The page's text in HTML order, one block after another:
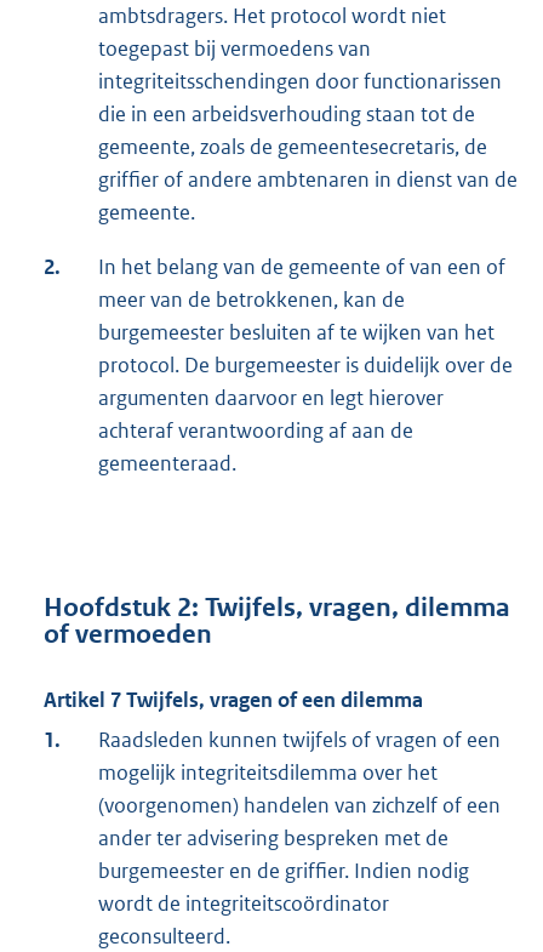
ambtsdragers. Het protocol wordt niet
toegepast bij vermoedens van
integriteitsschendingen door functionarissen
die in een arbeidsverhouding staan tot de
gemeente, zoals de gemeentesecretaris, de
griffier of andere ambtenaren in dienst van de
gemeente.
2.
In het belang van de gemeente of van een of
meer van de betrokkenen, kan de
burgemeester besluiten af te wijken van het
protocol. De burgemeester is duidelijk over de
argumenten daarvoor en legt hierover
achteraf verantwoording af aan de
gemeenteraad.
Hoofdstuk 2: Twijfels, vragen, dilemma
of vermoeden
Artikel 7 Twijfels, vragen of een dilemma
1.
Raadsleden kunnen twijfels of vragen of een
mogelijk integriteitsdilemma over het
(voorgenomen) handelen van zichzelf of een
ander ter advisering bespreken met de
burgemeester en de griffier. Indien nodig
wordt de integriteitscoördinator
geconsulteerd.